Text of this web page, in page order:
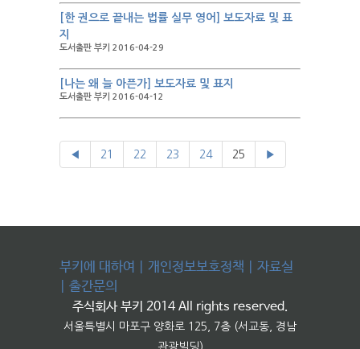
[한 권으로 끝내는 법률 실무 영어] 보도자료 및 표
지
도서출판 부키 2016-04-29
[나는 왜 늘 아픈가] 보도자료 및 표지
도서출판 부키 2016-04-12
◀ 21 22 23 24 25 ▶
부키에 대하여 개인정보보호정책
자료실
출간문의
주식회사 부키 2014 All rights reserved.
서울특별시 마포구 양화로 125, 7층 (서교동, 경남
관광빌딩)